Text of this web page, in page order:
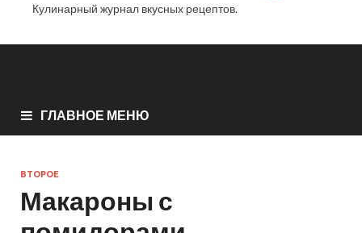
Кулинарный журнал вкусных рецептов.
ГЛАВНОЕ МЕНЮ
ВТОРОЕ
Макароны с